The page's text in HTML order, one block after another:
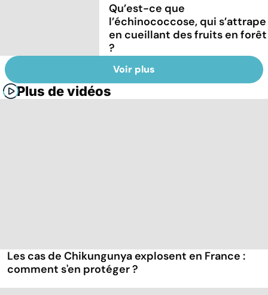
Qu’est-ce que
l’échinococcose, qui s’attrape
en cueillant des fruits en forêt
?
Voir plus
Plus de vidéos
Les cas de Chikungunya explosent en France :
comment s'en protéger ?